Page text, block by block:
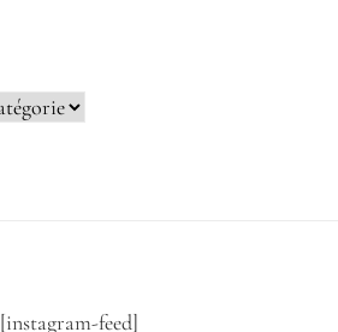
[instagram-feed]